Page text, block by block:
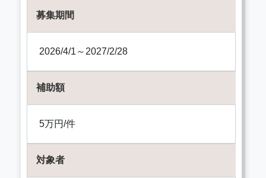
募集期間
2026/4/1～2027/2/28
補助額
5万円/件
対象者